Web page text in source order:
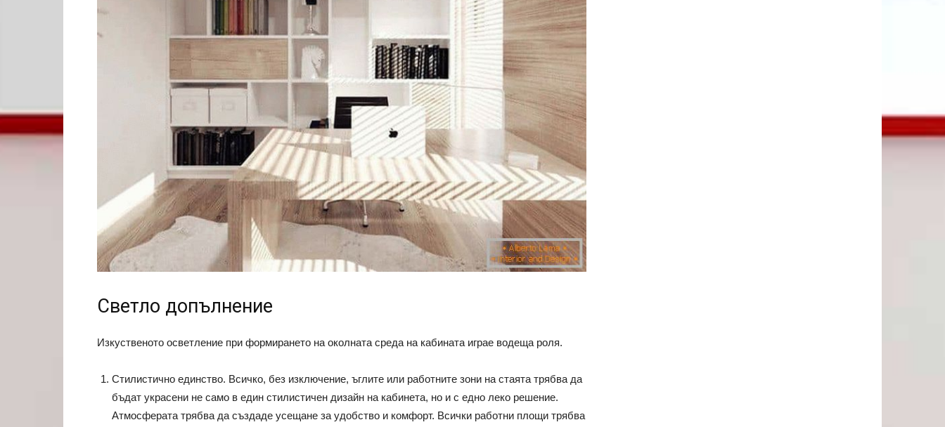
Светло допълнение
Изкуственото осветление при формирането на околната среда на кабината играе водеща роля.
Стилистично единство. Всичко, без изключение, ъглите или работните зони на стаята трябва да
бъдат украсени не само в един стилистичен дизайн на кабинета, но и с едно леко решение.
Атмосферата трябва да създаде усещане за удобство и комфорт. Всички работни площи трябва